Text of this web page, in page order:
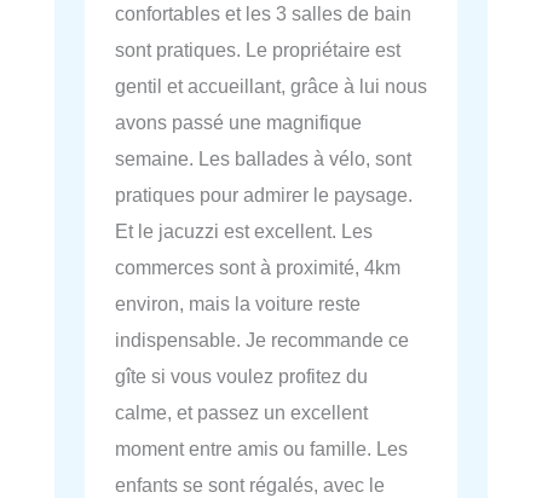
confortables et les 3 salles de bain
sont pratiques. Le propriétaire est
gentil et accueillant, grâce à lui nous
avons passé une magnifique
semaine. Les ballades à vélo, sont
pratiques pour admirer le paysage.
Et le jacuzzi est excellent. Les
commerces sont à proximité, 4km
environ, mais la voiture reste
indispensable. Je recommande ce
gîte si vous voulez profitez du
calme, et passez un excellent
moment entre amis ou famille. Les
enfants se sont régalés, avec le